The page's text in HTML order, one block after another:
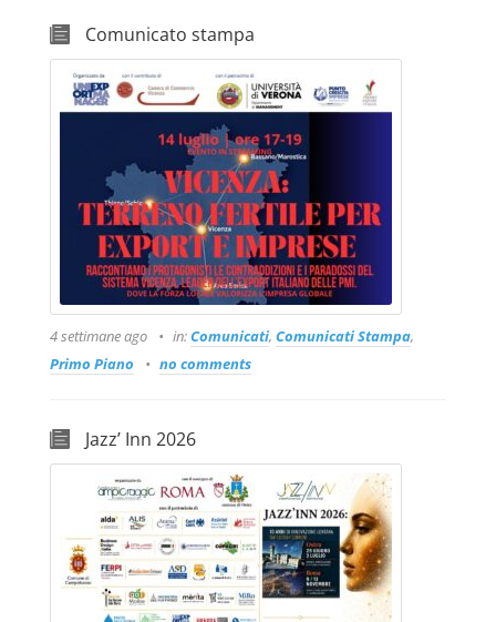
Comunicato stampa
4 settimane ago in:Comunicati, Comunicati Stampa,
Primo Piano
no comments
Jazz’ Inn 2026